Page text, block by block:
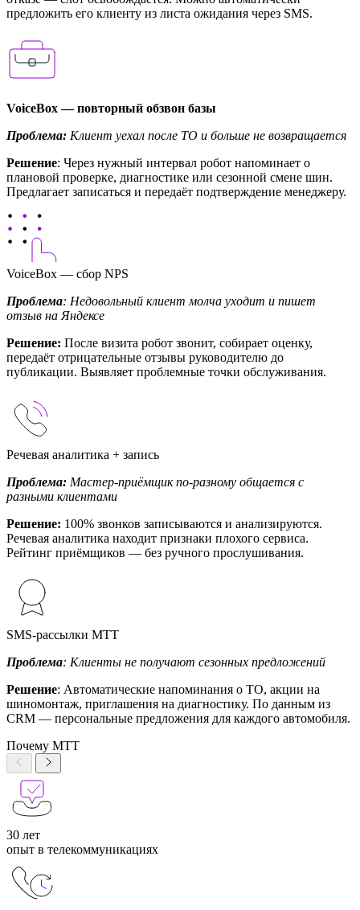
предложить его клиенту из листа ожидания через SMS.
VoiceBox — повторный обзвон базы
Проблема: Клиент уехал после ТО и больше не возвращается
Решение: Через нужный интервал робот напоминает о
плановой проверке, диагностике или сезонной смене шин.
Предлагает записаться и передаёт подтверждение менеджеру.
VoiceBox — сбор NPS
Проблема: Недовольный клиент молча уходит и пишет
отзыв на Яндексе
Решение: После визита робот звонит, собирает оценку,
передаёт отрицательные отзывы руководителю до
публикации. Выявляет проблемные точки обслуживания.
Речевая аналитика + запись
Проблема: Мастер-приёмщик по-разному общается с
разными клиентами
Решение: 100% звонков записываются и анализируются.
Речевая аналитика находит признаки плохого сервиса.
Рейтинг приёмщиков — без ручного прослушивания.
SMS-рассылки МТТ
Проблема: Клиенты не получают сезонных предложений
Решение: Автоматические напоминания о ТО, акции на
шиномонтаж, приглашения на диагностику. По данным из
CRM — персональные предложения для каждого автомобиля.
Почему МТТ
30 лет
опыт в телекоммуникациях